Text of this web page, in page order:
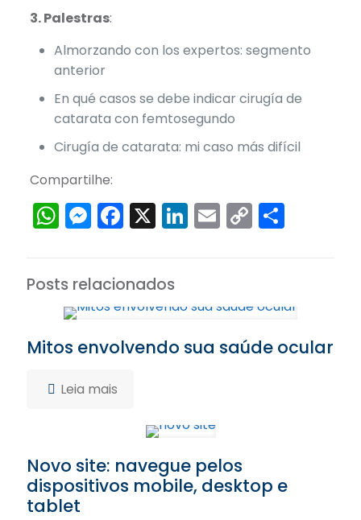
3. Palestras:
Almorzando con los expertos: segmento
anterior
En qué casos se debe indicar cirugía de
catarata con femtosegundo
Cirugía de catarata: mi caso más difícil
Compartilhe:
WhatsApp
Messenger
Facebook
X LinkedIn
Email
CopyShare
Posts relacionados
Mitos envolvendo sua saúde ocular
Leia mais
Novo site: navegue pelos
dispositivos mobile, desktop e
tablet